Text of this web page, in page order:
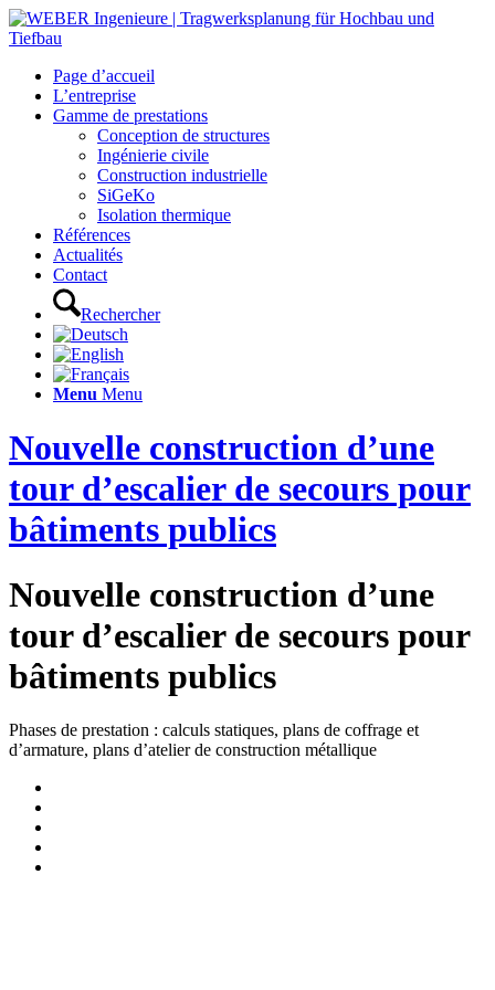
Page d’accueil
L’entreprise
Gamme de prestations
Conception de structures
Ingénierie civile
Construction industrielle
SiGeKo
Isolation thermique
Références
Actualités
Contact
Rechercher
Menu Menu
Nouvelle construction d’une
tour d’escalier de secours pour
bâtiments publics
Nouvelle construction d’une
tour d’escalier de secours pour
bâtiments publics
Phases de prestation : calculs statiques, plans de coffrage et
d’armature, plans d’atelier de construction métallique